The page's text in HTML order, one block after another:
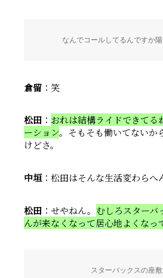
なんでコールしてるんですか
倉留 ：笑
松田 ： おれは結構ライドできてる
ーション。そもそも働いてないか
けどさ。
中垣：松田はそんな生活変わらへ
松田 ：せやねん。 むしろスターバ
んが来なくなって居心地よくなっ
スターバックスの座